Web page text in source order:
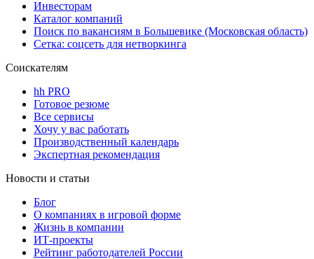
Инвесторам
Каталог компаний
Поиск по вакансиям в Большевике (Московская область)
Сетка: соцсеть для нетворкинга
Соискателям
hh PRO
Готовое резюме
Все сервисы
Хочу у вас работать
Производственный календарь
Экспертная рекомендация
Новости и статьи
Блог
О компаниях в игровой форме
Жизнь в компании
ИТ-проекты
Рейтинг работодателей России